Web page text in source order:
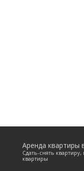
Аренда квартиры
Сдать-снять
квартиры